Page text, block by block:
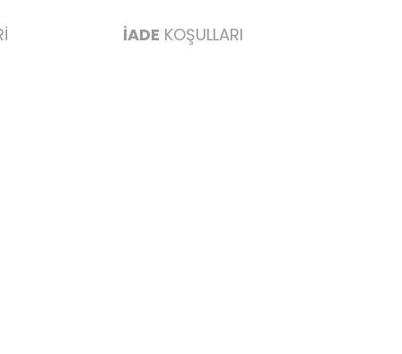
İADE KOŞULLARI